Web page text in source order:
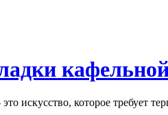
искусство, которое требует